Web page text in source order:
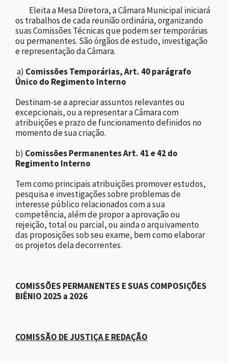
Eleita a Mesa Diretora, a Câmara Municipal iniciará
os trabalhos de cada reunião ordinária, organizando
suas Comissões Técnicas que podem ser temporárias
ou permanentes. São órgãos de estudo, investigação
e representação da Câmara.
a) Comissões Temporárias,Art. 40 parágrafo
Único do Regimento Interno
Destinam-se a apreciar assuntos relevantes ou
excepcionais, ou a representar a Câmara com
atribuições e prazo de funcionamento definidos no
momento de sua criação.
b) Comissões Permanentes Art. 41 e 42 do
Regimento Interno
Tem como principais atribuições promover estudos,
pesquisa e investigações sobre problemas de
interesse público relacionados com a sua
competência, além de propor a aprovação ou
rejeição, total ou parcial, ou ainda o arquivamento
das proposições sob seu exame, bem como elaborar
os projetos dela decorrentes.
COMISSÕES PERMANENTES E SUAS COMPOSIÇÕES
BIÊNIO 2025 a 2026
COMISSÃO DE JUSTIÇA E REDAÇÃO